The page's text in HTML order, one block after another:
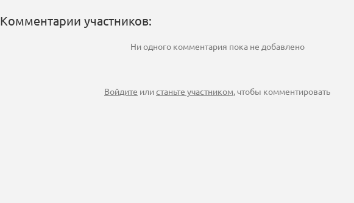
Комментарии участников:
Ни одного комментария пока не добавлено
Войдите илистаньте участником, чтобы комментировать